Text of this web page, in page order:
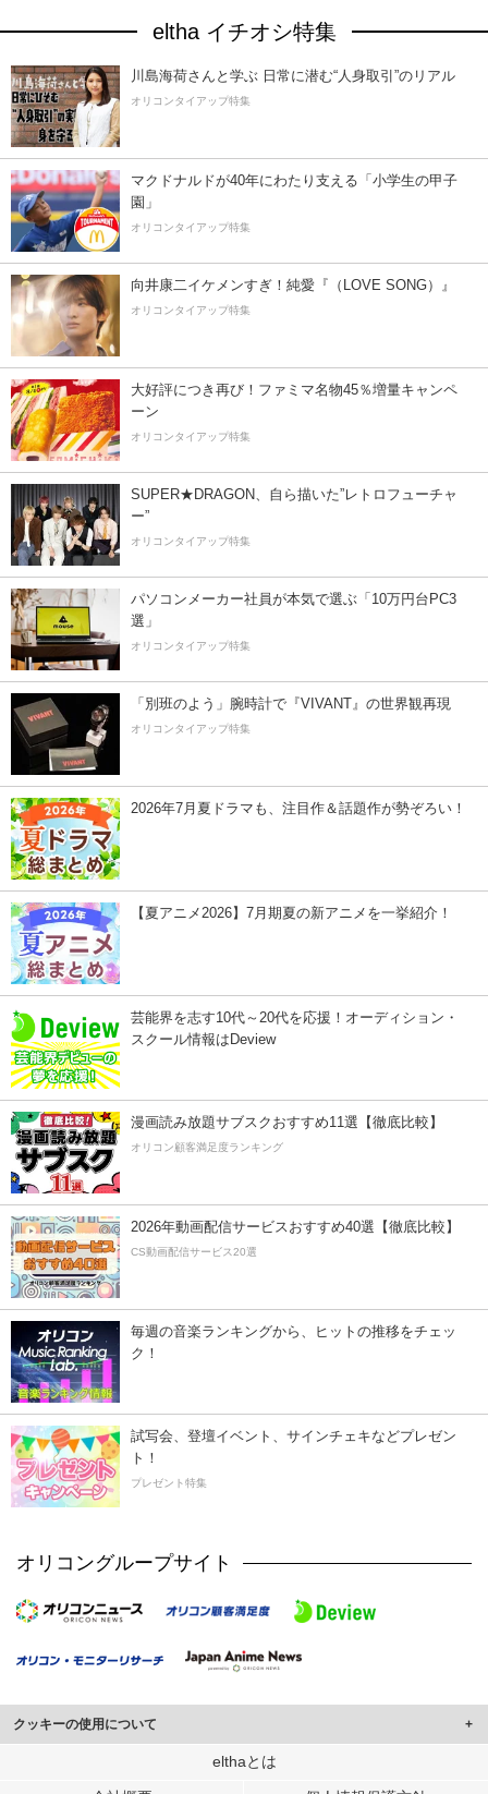
eltha イチオシ特集
川島海荷さんと学ぶ 日常に潜む“人身取引”のリアル
オリコンタイアップ特集
マクドナルドが40年にわたり支える「小学生の甲子
園」
オリコンタイアップ特集
向井康二イケメンすぎ！純愛『（LOVE SONG）』
オリコンタイアップ特集
大好評につき再び！ファミマ名物45％増量キャンペ
ーン
オリコンタイアップ特集
SUPER★DRAGON、自ら描いた”レトロフューチャ
ー”
オリコンタイアップ特集
パソコンメーカー社員が本気で選ぶ「10万円台PC3
選」
オリコンタイアップ特集
「別班のよう」腕時計で『VIVANT』の世界観再現
オリコンタイアップ特集
2026年7月夏ドラマも、注目作＆話題作が勢ぞろい！
【夏アニメ2026】7月期夏の新アニメを一挙紹介！
芸能界を志す10代～20代を応援！オーディション・
スクール情報はDeview
漫画読み放題サブスクおすすめ11選【徹底比較】
オリコン顧客満足度ランキング
2026年動画配信サービスおすすめ40選【徹底比較】
CS動画配信サービス20選
毎週の音楽ランキングから、ヒットの推移をチェッ
ク！
試写会、登壇イベント、サインチェキなどプレゼン
ト！
プレゼント特集
オリコングループサイト
クッキーの使用について
このサイトでは Cookie を使用して、ユーザーに合わせたコンテンツや広告の
elthaとは